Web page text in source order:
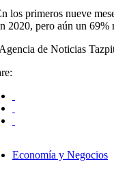
los primeros nueve
2020, pero aún un 69%
de Noticias
Economía y Negocios